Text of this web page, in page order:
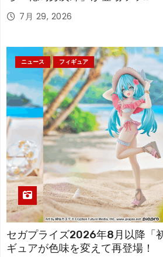
7月 29, 2026
ニュース フィギュア
セガプライズ2026年8月以降「
ギュアが色味を変えて再登場！